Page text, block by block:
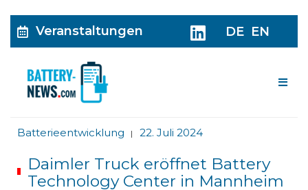
Veranstaltungen DE EN
Batterieentwicklung | 22. Juli 2024
Daimler Truck eröffnet Battery
Technology Center in Mannheim